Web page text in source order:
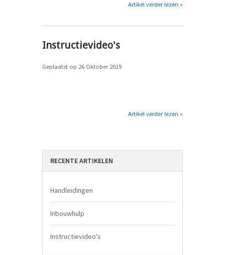
Artikel verder lezen »
Instructievideo's
Geplaatst op 26 Oktober 2019
Artikel verder lezen »
RECENTE ARTIKELEN
Handleidingen
Inbouwhulp
Instructievideo's